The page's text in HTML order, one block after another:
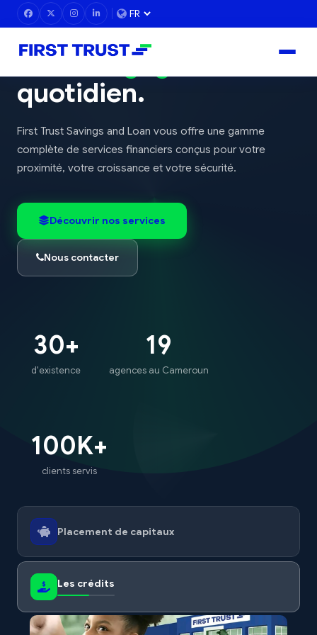
Votre avenir financier,
notre engagement
quotidien.
First Trust Savings and Loan vous offre une gamme
complète de services financiers conçus pour votre
proximité, votre croissance et votre sécurité.
Découvrir nos services
Nous contacter
30+
d'existence
19
agences au Cameroun
100K+
clients servis
Placement de capitaux
Les crédits